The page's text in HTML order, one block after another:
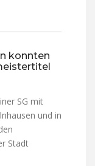
konnten
SG mit
und in
Stadt